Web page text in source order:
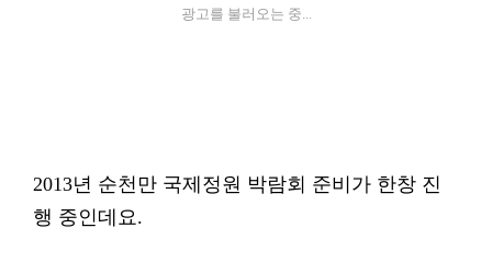
광고를 불러오는 중...
2013년 순천만 국제정원 박람회 준비가 한창 진
행 중인데요.